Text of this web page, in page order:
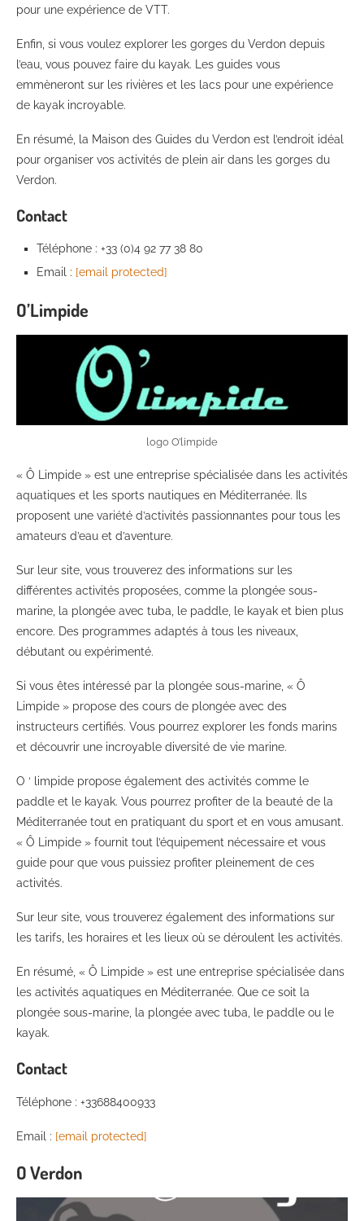
pour une expérience de VTT.
Enfin, si vous voulez explorer les gorges du Verdon depuis
l’eau, vous pouvez faire du kayak. Les guides vous
emmèneront sur les rivières et les lacs pour une expérience
de kayak incroyable.
En résumé, la Maison des Guides du Verdon est l’endroit idéal
pour organiser vos activités de plein air dans les gorges du
Verdon.
Contact
Téléphone : +33 (0)4 92 77 38 80
Email : [email protected]
O’Limpide
logo O’limpide
« Ô Limpide » est une entreprise spécialisée dans les activités
aquatiques et les sports nautiques en Méditerranée. Ils
proposent une variété d’activités passionnantes pour tous les
amateurs d’eau et d’aventure.
Sur leur site, vous trouverez des informations sur les
différentes activités proposées, comme la plongée sous-
marine, la plongée avec tuba, le paddle, le kayak et bien plus
encore. Des programmes adaptés à tous les niveaux,
débutant ou expérimenté.
Si vous êtes intéressé par la plongée sous-marine, « Ô
Limpide » propose des cours de plongée avec des
instructeurs certifiés. Vous pourrez explorer les fonds marins
et découvrir une incroyable diversité de vie marine.
O ‘ limpide propose également des activités comme le
paddle et le kayak. Vous pourrez profiter de la beauté de la
Méditerranée tout en pratiquant du sport et en vous amusant.
« Ô Limpide » fournit tout l’équipement nécessaire et vous
guide pour que vous puissiez profiter pleinement de ces
activités.
Sur leur site, vous trouverez également des informations sur
les tarifs, les horaires et les lieux où se déroulent les activités.
En résumé, « Ô Limpide » est une entreprise spécialisée dans
les activités aquatiques en Méditerranée. Que ce soit la
plongée sous-marine, la plongée avec tuba, le paddle ou le
kayak.
Contact
Téléphone : +33688400933
Email : [email protected]
O Verdon